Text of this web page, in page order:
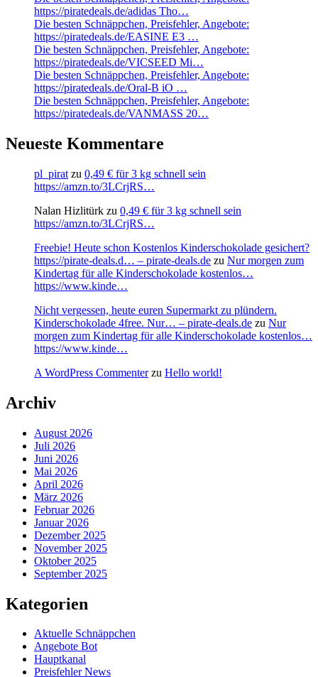
https://piratedeals.de/adidas Tho…
Die besten Schnäppchen, Preisfehler, Angebote:
https://piratedeals.de/EASINE E3 …
Die besten Schnäppchen, Preisfehler, Angebote:
https://piratedeals.de/VICSEED Mi…
Die besten Schnäppchen, Preisfehler, Angebote:
https://piratedeals.de/Oral-B iO …
Die besten Schnäppchen, Preisfehler, Angebote:
https://piratedeals.de/VANMASS 20…
Neueste Kommentare
pl_pirat zu 0,49 € für 3 kg schnell sein
https://amzn.to/3LCrjRS…
Nalan Hizlitürk zu 0,49 € für 3 kg schnell sein
https://amzn.to/3LCrjRS…
Freebie! Heute schon Kostenlos Kinderschokolade gesichert?
https://pirate-deals.d… – pirate-deals.de zu Nur morgen zum
Kindertag für alle Kinderschokolade kostenlos…
https://www.kinde…
Nicht vergessen, heute euren Supermarkt zu plündern.
Kinderschokolade 4free. Nur… – pirate-deals.de zu Nur
morgen zum Kindertag für alle Kinderschokolade kostenlos…
https://www.kinde…
A WordPress Commenterzu Hello world!
Archiv
August 2026
Juli 2026
Juni 2026
Mai 2026
April 2026
März 2026
Februar 2026
Januar 2026
Dezember 2025
November 2025
Oktober 2025
September 2025
Kategorien
Aktuelle Schnäppchen
Angebote Bot
Hauptkanal
Preisfehler News